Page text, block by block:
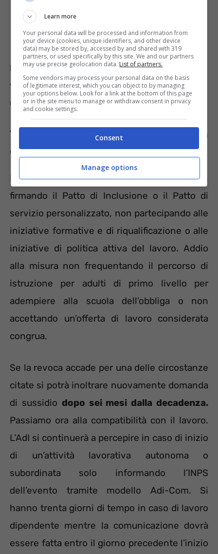
Leggi anche >>>Assegno di Inclusione:
finalmente disposti i pagamenti, le date
ufficiali
Tanti motivi che giustificano la
decadenza dell’Assegno di Inclusione
L’Assegno di Inclusione sarà sospesa non
firmando il Patto di Inclusione o il Patto di
servizio personalizzato, non partecipando alle
iniziative formative e di riqualificazione o alle
iniziative di politica attiva del lavoro. Addio
alla misura non frequentando il percorso di
istruzione per adulti di primo livello per
adempiere alla scuola dell’obbliga o non
accettando un’offerta di lavoro considerata
congrua.
Se la revoca accade per una delle circostanze
citate si potrà inoltrare nuovamente domanda
di sussidio dopo sei mesi dalla decadenza.
Passiamo ora alla compatibilità con il lavoro.
L’AdI si continuerà a percepire in caso di inizio
di un’attività lavorativa autonoma o
subordinata solo informando l’INPS
dell’evento tramite modello Adi-Com. Si
hanno trenta giorni di tempo in caso di lavoro
dipendente mentre la comunicazione dovrà
essere fatta entro il giorno precedente l’inizio
Learn more
Your personal data will be processed and information from
your device (cookies, unique identifiers, and other device
data) may be stored by, accessed by and shared with 319
partners, or used specifically by this site. We and our partners
may use precise geolocation data. List of partners.
Some vendors may process your personal data on the basis
of legitimate interest, which you can object to by managing
your options below. Look for a link at the bottom of this page
or in the site menu to manage or withdraw consent in privacy
and cookie settings.
Consent
Manage options